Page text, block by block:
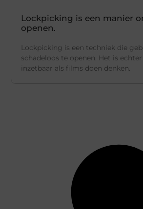
Lockpicking is een manier
openen.
Lockpicking is een techniek die
schadeloos te openen. Het is
inzetbaar als films doen denken.